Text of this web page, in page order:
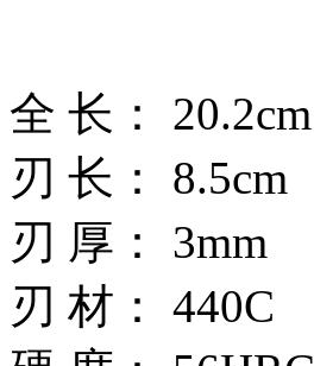
全 长： 20.2cm
刃 长： 8.5cm
刃 厚： 3mm
刃 材： 440C